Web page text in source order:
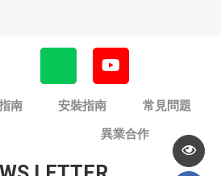
南 安裝指南
常見問題
異業合作